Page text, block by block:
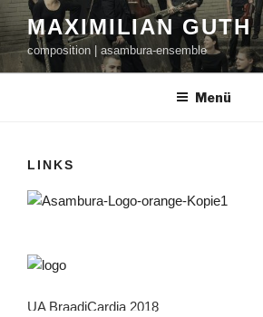
Zum
Inhalt
springen
MAXIMILIAN GUTH
composition | asambura-ensemble
Menü
LINKS
UA BraadiCardia 2018